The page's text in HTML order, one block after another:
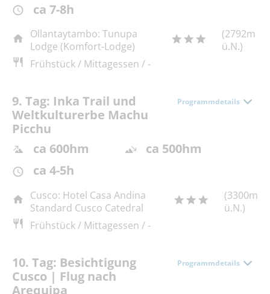
ca 7-8h
Ollantaytambo: Tunupa
Lodge (Komfort-Lodge)
(2792m
ü.N.)
Frühstück / Mittagessen / -
9. Tag: Inka Trail und
Weltkulturerbe Machu
Picchu
Programmdetails
ca 600hm
ca 500hm
ca 4-5h
Cusco: Hotel Casa Andina
Standard Cusco Catedral
(3300m
ü.N.)
Frühstück / Mittagessen / -
10. Tag: Besichtigung
Cusco | Flug nach
Arequipa
Programmdetails